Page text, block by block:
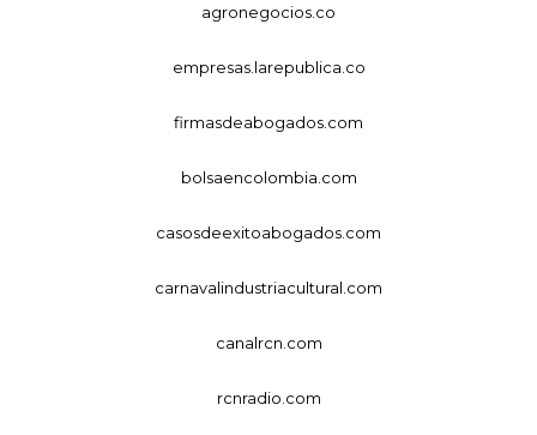
agronegocios.co
empresas.larepublica.co
firmasdeabogados.com
bolsaencolombia.com
casosdeexitoabogados.com
carnavalindustriacultural.com
canalrcn.com
rcnradio.com